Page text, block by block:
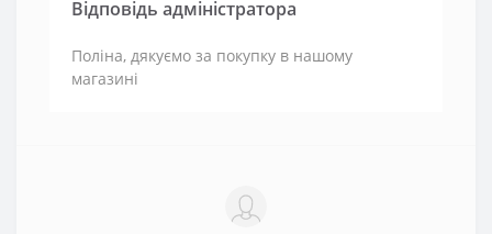
Відповідь адміністратора
Поліна, дякуємо за покупку в нашому
магазині